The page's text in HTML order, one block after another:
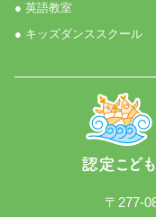
● 英語教室
● キッズダンススクール
〒277-